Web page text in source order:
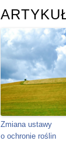
Zmiana ustawy
o ochronie roślin